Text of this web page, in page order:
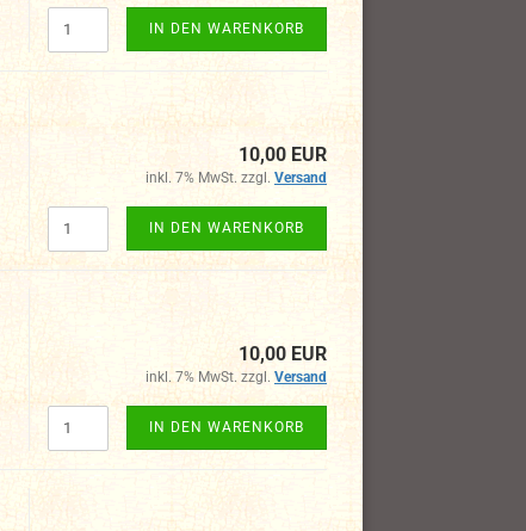
IN DEN WARENKORB
10,00 EUR
inkl. 7% MwSt. zzgl. Versand
IN DEN WARENKORB
10,00 EUR
inkl. 7% MwSt. zzgl. Versand
IN DEN WARENKORB